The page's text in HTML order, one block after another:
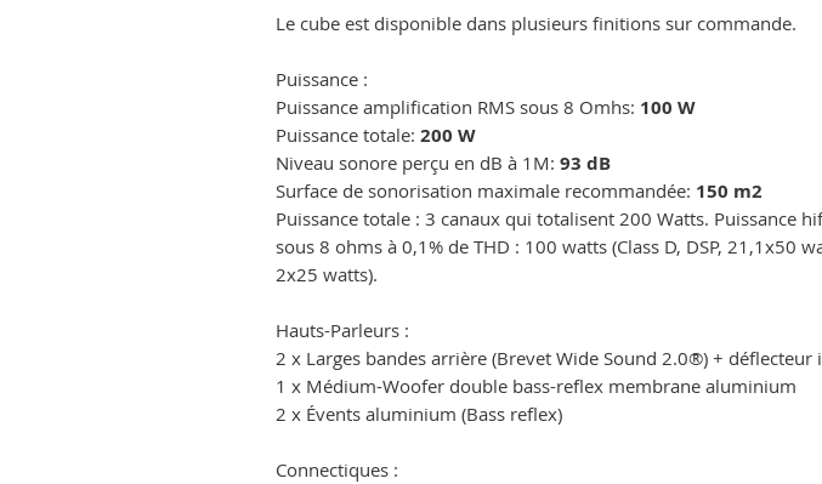
Le cube est disponible dans plusieurs finitions sur commande.
Puissance :
Puissance amplification RMS sous 8 Omhs: 100 W
Puissance totale: 200 W
Niveau sonore perçu en dB à 1M: 93 dB
Surface de sonorisation maximale recommandée: 150 m2
Puissance totale : 3 canaux qui totalisent 200 Watts. Puissance
sous 8 ohms à 0,1% de THD : 100 watts (Class D, DSP, 21,1x50
2x25 watts).
Hauts-Parleurs :
2 x Larges bandes arrière (Brevet Wide Sound 2.0®) + déflecteur
1 x Médium-Woofer double bass-reflex membrane aluminium
2 x Évents aluminium (Bass reflex)
Connectiques :